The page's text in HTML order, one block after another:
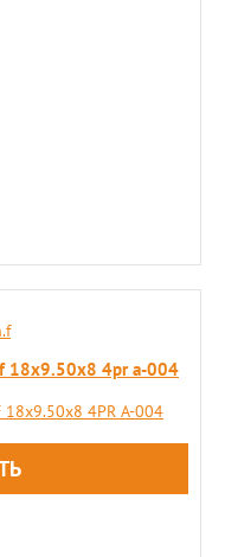
18х9.50х8 4pr a-004
4PR A-004